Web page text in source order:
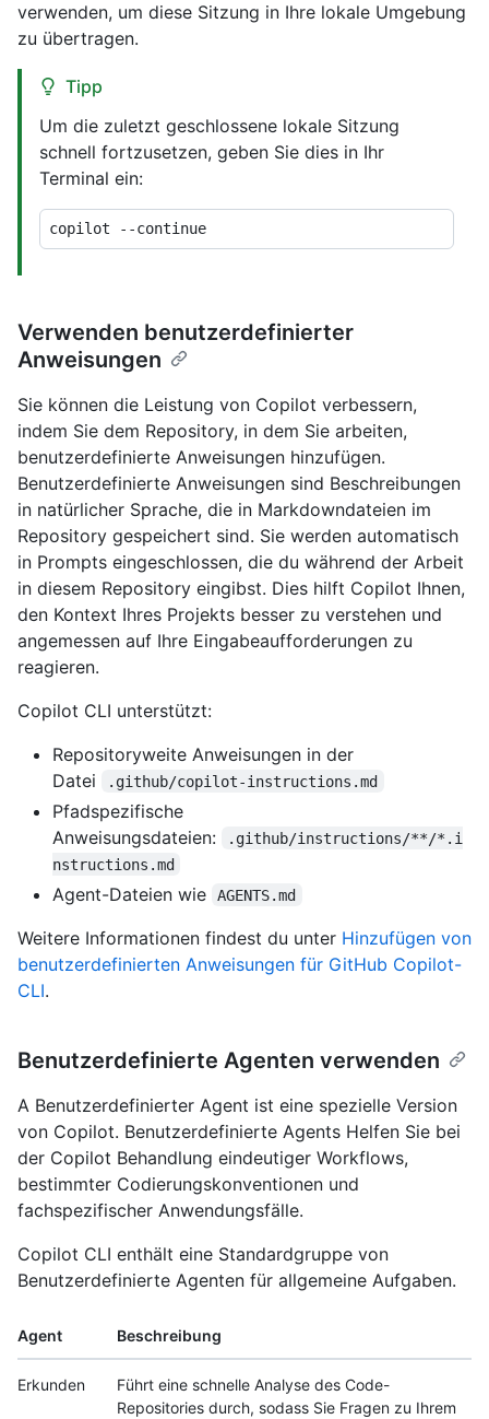
verwenden, um diese Sitzung in Ihre lokale Umgebung
zu übertragen.
Tipp
Um die zuletzt geschlossene lokale Sitzung
schnell fortzusetzen, geben Sie dies in Ihr
Terminal ein:
Verwenden benutzerdefinierter
Anweisungen
Sie können die Leistung von Copilot verbessern,
indem Sie dem Repository, in dem Sie arbeiten,
benutzerdefinierte Anweisungen hinzufügen.
Benutzerdefinierte Anweisungen sind Beschreibungen
in natürlicher Sprache, die in Markdowndateien im
Repository gespeichert sind. Sie werden automatisch
in Prompts eingeschlossen, die du während der Arbeit
in diesem Repository eingibst. Dies hilft Copilot Ihnen,
den Kontext Ihres Projekts besser zu verstehen und
angemessen auf Ihre Eingabeaufforderungen zu
reagieren.
Copilot CLI unterstützt:
Repositoryweite Anweisungen in der
Datei
.github/copilot-instructions.md
Pfadspezifische
Anweisungsdateien:
.github/instructions/**/*.i
nstructions.md
Agent-Dateien wie AGENTS.md
Weitere Informationen findest du unter Hinzufügen von
benutzerdefinierten Anweisungen für GitHub Copilot-
CLI.
Benutzerdefinierte Agenten verwenden
A Benutzerdefinierter Agent ist eine spezielle Version
von Copilot. Benutzerdefinierte Agents Helfen Sie bei
der Copilot Behandlung eindeutiger Workflows,
bestimmter Codierungskonventionen und
fachspezifischer Anwendungsfälle.
Copilot CLI enthält eine Standardgruppe von
Benutzerdefinierte Agenten für allgemeine Aufgaben.
Agent Beschreibung
Erkunden
Führt eine schnelle Analyse des Code-
Repositories durch, sodass Sie Fragen zu Ihrem